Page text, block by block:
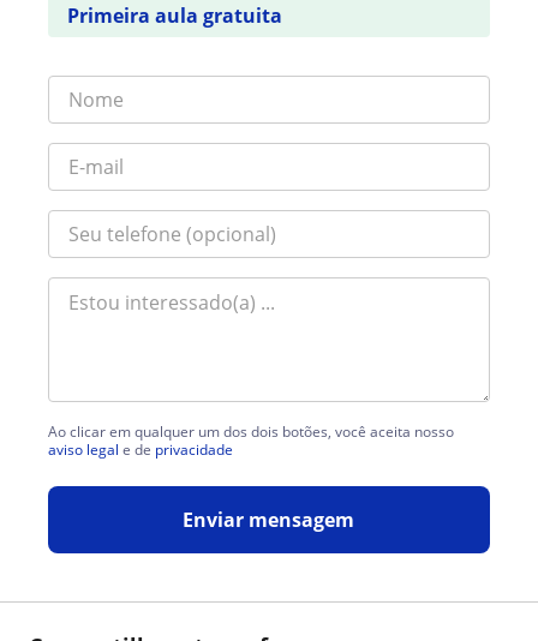
Primeira aula gratuita
Ao clicar em qualquer um dos dois botões, você aceita nosso
aviso legal e de privacidade
Enviar mensagem